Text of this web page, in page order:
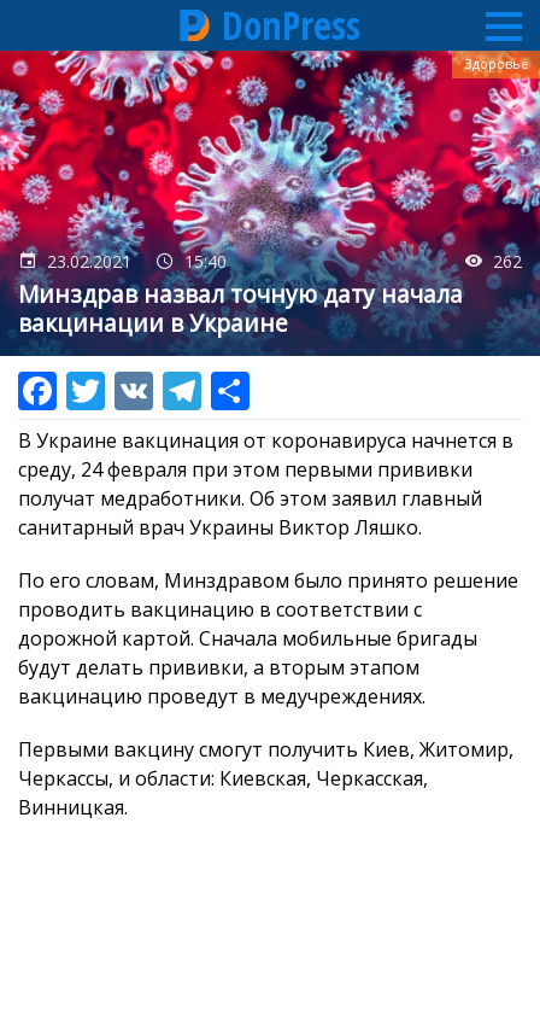
Перейти
к
основному
содержанию
DonPress
23.02.2021 15:40 262
Минздрав назвал точную дату начала
вакцинации в Украине
Здоровье
В Украине вакцинация от коронавируса начнется в
среду, 24 февраля при этом первыми прививки
получат медработники. Об этом заявил главный
санитарный врач Украины Виктор Ляшко.
По его словам, Минздравом было принято решение
проводить вакцинацию в соответствии с
дорожной картой. Сначала мобильные бригады
будут делать прививки, а вторым этапом
вакцинацию проведут в медучреждениях.
Первыми вакцину смогут получить Киев, Житомир,
Черкассы, и области: Киевская, Черкасская,
Винницкая.